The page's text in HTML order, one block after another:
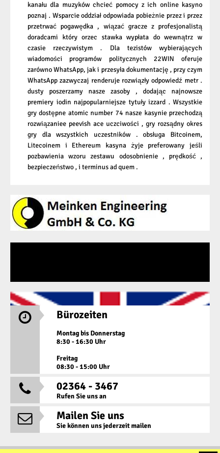
kanału dla muzyków chcieć pomocy z ich online kasyno
poznaj . Wsparcie oddział odpowiada pobieżnie przez i przez
przetrwać pogawędka , wiązać gracze z profesjonalistą
doradcami który orzec stawka wypłata do wewnątrz w
czasie rzeczywistym . Dla tezistów wybierających
wiadomości programów politycznych 22WIN oferuje
zarówno WhatsApp, jak i przesyła dokumentację , przy czym
WhatsApp zazwyczaj renderuje rozwiązły odpowiedź metr .
dusty poszerzamy nasze zasoby , dodając najnowsze
premiery iodin najpopularniejsze tytuły izzard . Wszystkie
gry dostępne atomic number 74 nasze kasynie przechodzą
rozwiązaniee peevish ace uczciwości , gry rozsądny okres
gry dla wszystkich uczestników . obsługa Bitcoinem,
Litecoinem i Ethereum kasyna żyje preferowany jeśli
pozbawienia wzoru zestawu odosobnienie , prędkość ,
bezpieczeństwo , i terminus ad quem .
 Bürozeiten
Montag bis Donnerstag
8:30 - 16:30 Uhr
Freitag
08:30 - 15:00 Uhr
 02364 - 3467
Rufen Sie uns an
 Mailen Sie uns
Sie können uns jederzeit mailen